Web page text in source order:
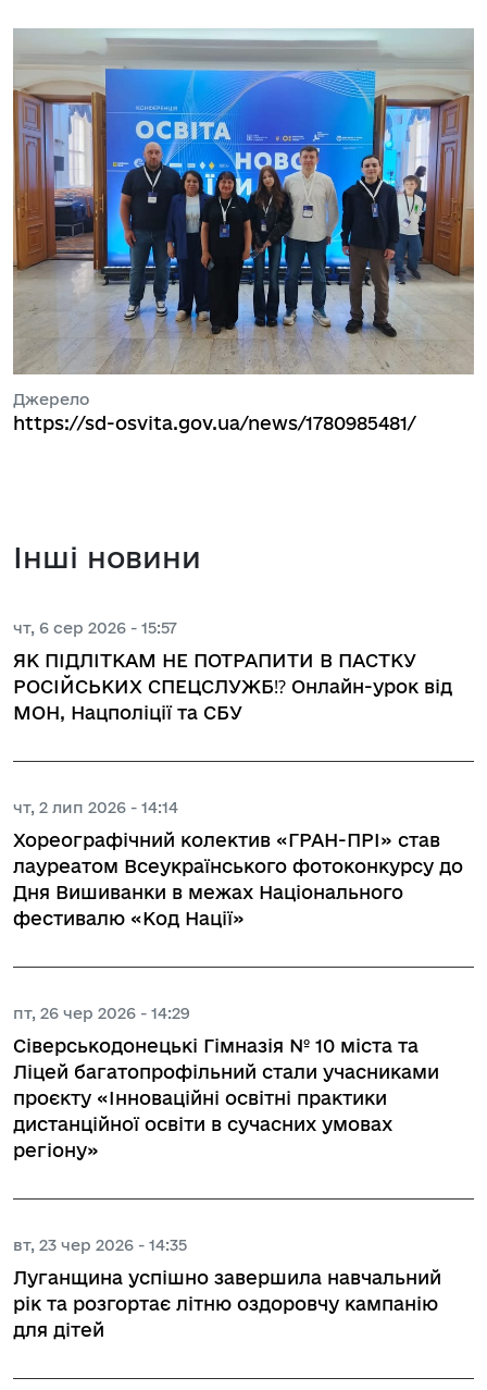
Джерело
https://sd-osvita.gov.ua/news/1780985481/
Інші новини
чт, 6 сер 2026 - 15:57
ЯК ПІДЛІТКАМ НЕ ПОТРАПИТИ В ПАСТКУ
РОСІЙСЬКИХ СПЕЦСЛУЖБ⁉️ Онлайн-урок від
МОН, Нацполіції та СБУ
чт, 2 лип 2026 - 14:14
Хореографічний колектив «ГРАН-ПРІ» став
лауреатом Всеукраїнського фотоконкурсу до
Дня Вишиванки в межах Національного
фестивалю «Код Нації»
пт, 26 чер 2026 - 14:29
Сіверськодонецькі Гімназія № 10 міста та
Ліцей багатопрофільний стали учасниками
проєкту «Інноваційні освітні практики
дистанційної освіти в сучасних умовах
регіону»
вт, 23 чер 2026 - 14:35
Луганщина успішно завершила навчальний
рік та розгортає літню оздоровчу кампанію
для дітей